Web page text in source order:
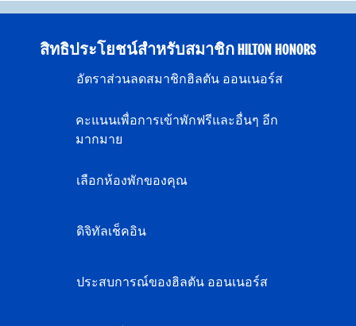
สิทธิประโยชน์สำหรับสมาชิก HILTON HONORS
อัตราส่วนลดสมาชิกฮิลตัน ออนเนอร์ส
คะแนนเพื่อการเข้าพักฟรีและอื่นๆ อีก
มากมาย
เลือกห้องพักของคุณ
ดิจิทัลเช็คอิน
ประสบการณ์ของฮิลตัน ออนเนอร์ส